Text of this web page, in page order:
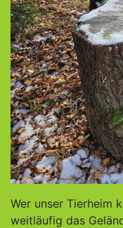
Wer unser Tierheim
weitläufig das